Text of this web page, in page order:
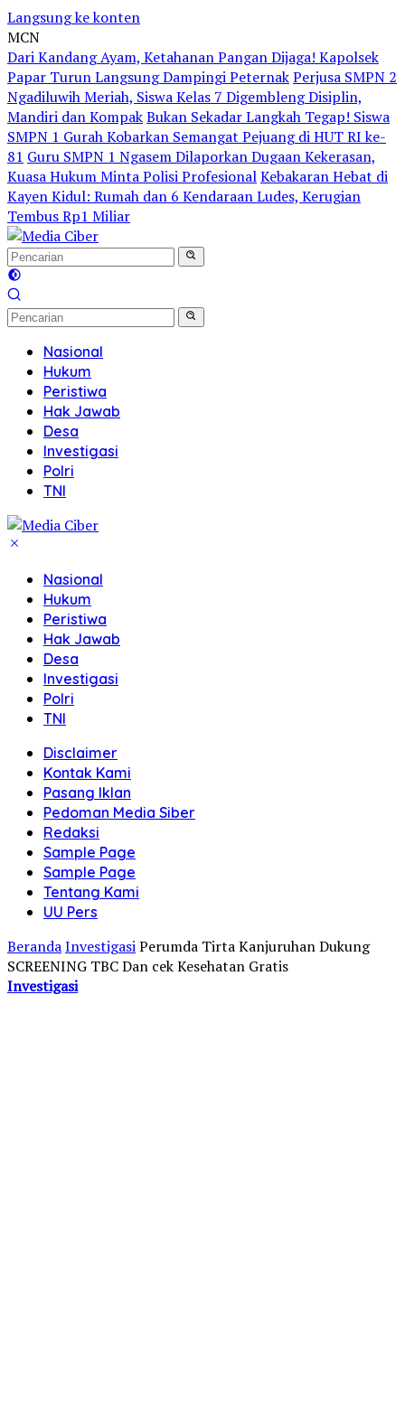
Langsung ke konten
MCN
Dari Kandang Ayam, Ketahanan Pangan Dijaga! Kapolsek
Papar Turun Langsung Dampingi PeternakPerjusa SMPN 2
Ngadiluwih Meriah, Siswa Kelas 7 Digembleng Disiplin,
Mandiri dan KompakBukan Sekadar Langkah Tegap! Siswa
SMPN 1 Gurah Kobarkan Semangat Pejuang di HUT RI ke-
81 Guru SMPN 1 Ngasem Dilaporkan Dugaan Kekerasan,
Kuasa Hukum Minta Polisi ProfesionalKebakaran Hebat di
Kayen Kidul: Rumah dan 6 Kendaraan Ludes, Kerugian
Tembus Rp1 Miliar
Nasional
Hukum
Peristiwa
Hak Jawab
Desa
Investigasi
Polri
TNI
Nasional
Hukum
Peristiwa
Hak Jawab
Desa
Investigasi
Polri
TNI
Disclaimer
Kontak Kami
Pasang Iklan
Pedoman Media Siber
Redaksi
Sample Page
Sample Page
Tentang Kami
UU Pers
BerandaInvestigasiPerumda Tirta Kanjuruhan Dukung
SCREENING TBC Dan cek Kesehatan Gratis
Investigasi